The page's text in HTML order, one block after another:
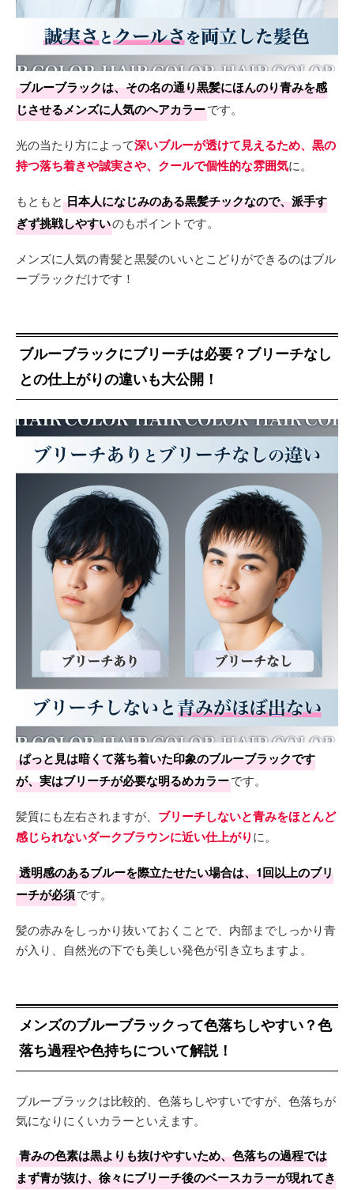
ブルーブラックは、その名の通り黒髪にほんのり青みを感
じさせるメンズに人気のヘアカラーです。
光の当たり方によって深いブルーが透けて見えるため、黒の
持つ落ち着きや誠実さや、クールで個性的な雰囲気に。
もともと 日本人になじみのある黒髪チックなので、派手す
ぎず挑戦しやすいのもポイントです。
メンズに人気の青髪と黒髪のいいとこどりができるのはブル
ーブラックだけです！
ブルーブラックにブリーチは必要？ブリーチなし
との仕上がりの違いも大公開！
ぱっと見は暗くて落ち着いた印象のブルーブラックです
が、実はブリーチが必要な明るめカラーです。
髪質にも左右されますが、 ブリーチしないと青みをほとんど
感じられないダークブラウンに近い仕上がりに。
透明感のあるブルーを際立たせたい場合は、1回以上のブリ
ーチが必須です。
髪の赤みをしっかり抜いておくことで、内部までしっかり青
が入り、自然光の下でも美しい発色が引き立ちますよ。
メンズのブルーブラックって色落ちしやすい？色
落ち過程や色持ちについて解説！
ブルーブラックは比較的、色落ちしやすいですが、色落ちが
気になりにくいカラーといえます。
青みの色素は黒よりも抜けやすいため、色落ちの過程では
まず青が抜け、徐々にブリーチ後のベースカラーが現れてき